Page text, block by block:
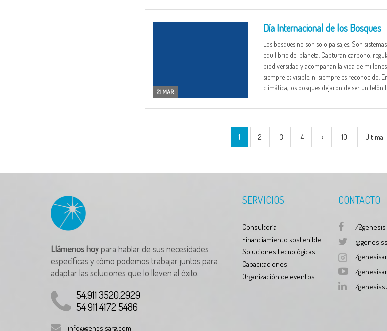
21 MAR
Día Internacional de los Bosques
Los bosques no son solo paisajes. Son
equilibrio del planeta. Capturan carbono,
biodiversidad y acompañan la vida de
siempre es visible, ni siempre es reconocido.
climática, los bosques dejaron de ser un telón
1 2 3 4 › 10 Última
Llámenos hoypara hablar de sus necesidades
específicas y cómo podemos trabajar juntos para
adaptar las soluciones que lo lleven al éxito.
54.911 3520.2929
54 911 4172 5486
info@genesisarg.com
SERVICIOS
Consultoría
Financiamiento sostenible
Soluciones tecnológicas
Capacitaciones
Organización de eventos
CONTACTO
/2genesis
/
/
/